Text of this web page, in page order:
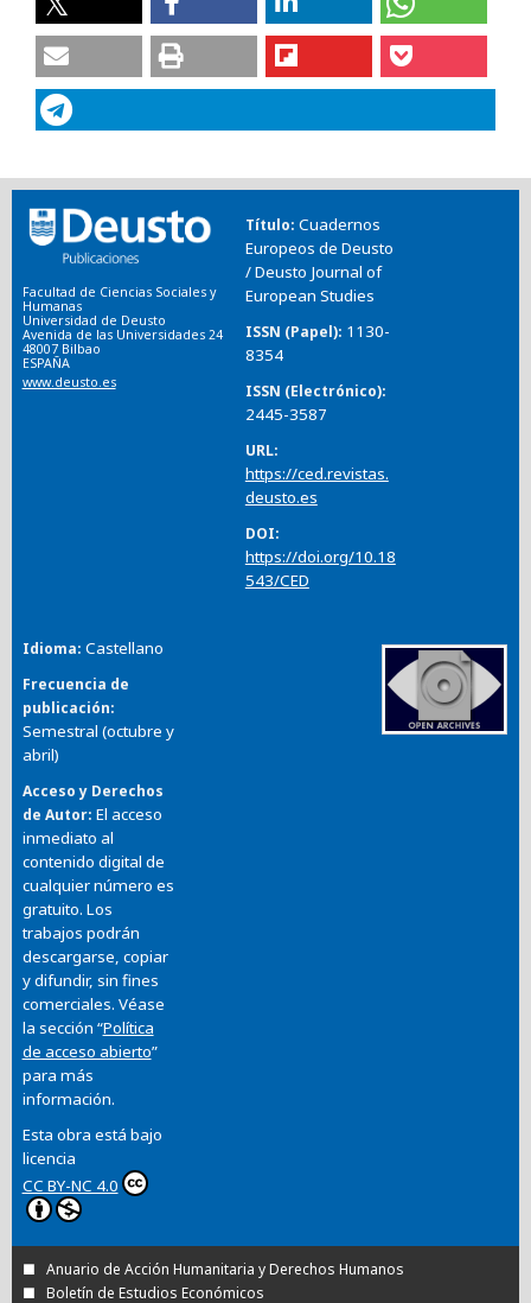
Facultad de Ciencias Sociales y
Humanas
Universidad de Deusto
Avenida de las Universidades 24
48007 Bilbao
ESPAÑA
www.deusto.es
Título Cuadernos
Europeos de Deusto
/ Deusto Journal of
European Studies
ISSN (Papel) 1130-
8354
ISSN (Electrónico)
2445-3587
URL
https://ced.revistas.
deusto.es
DOI
https://doi.org/10.18
543/CED
Idioma Castellano
Frecuencia de
publicación
Semestral (octubre y
abril)
Acceso y Derechos
de Autor El acceso
inmediato al
contenido digital de
cualquier número es
gratuito. Los
trabajos podrán
descargarse, copiar
y difundir, sin fines
comerciales. Véase
la sección “Política
de acceso abierto”
para más
información.
Esta obra está bajo
licencia
CC BY-NC 4.0
Anuario de Acción Humanitaria y Derechos Humanos
Boletín de Estudios Económicos